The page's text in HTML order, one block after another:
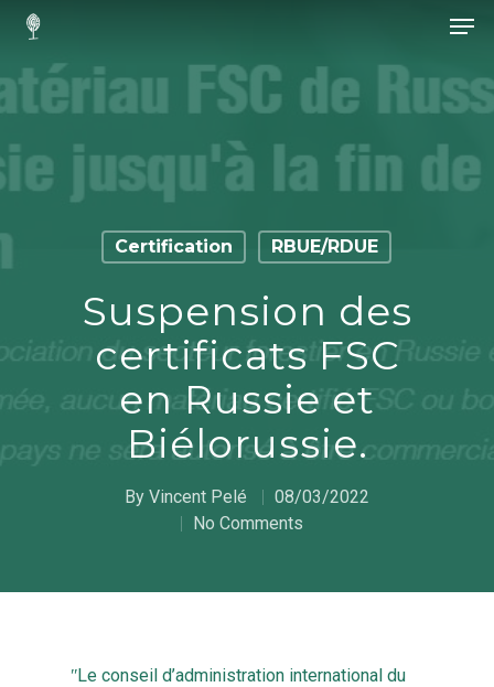
Certification RBUE/RDUE
Suspension des
certificats FSC
en Russie et
Biélorussie.
By Vincent Pelé
08/03/2022
No Comments
ʺLe conseil d’administration international du